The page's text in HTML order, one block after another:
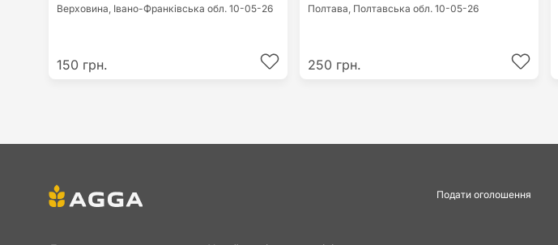
Верховина, Івано-Франківська обл. 10-05-26
150 грн.
Полтава, Полтавська обл. 10-05-26
250 грн.
Подати оголошення